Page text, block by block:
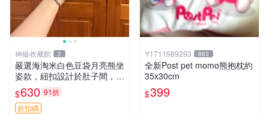
神級收藏館 2
嚴選海淘米白色豆袋月亮熊坐
姿款，紐扣設計於肚子間，觸
感柔軟，實用推薦。主頁60
包 月亮熊 豆袋 細節
$630 91折
折扣碼
Y1711989293 883
全新Post pet momo熊抱枕約
35x30cm
$399